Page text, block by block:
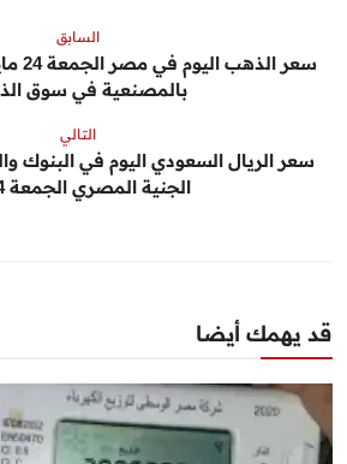
السابق
بالمصنعية في سوق
التالي
سعر الريال السعودي اليوم في البنوك
الجنية المصري الجمعة 24 ...
قد يهمك أيضا